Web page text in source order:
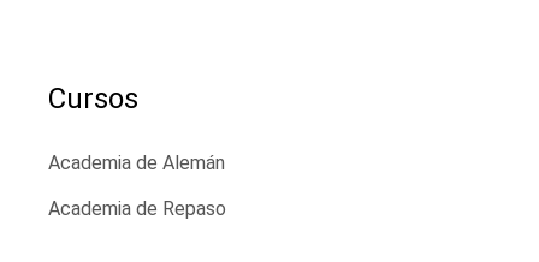
Cursos
Academia de Alemán
Academia de Repaso